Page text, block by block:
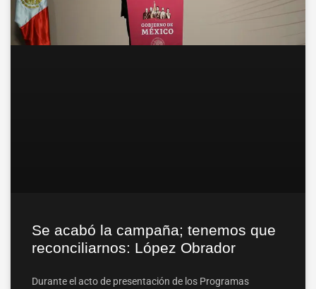
Se acabó la campaña; tenemos que
reconciliarnos: López Obrador
Durante el acto de presentación de los Programas